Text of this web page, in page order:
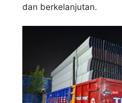
dan berkelanjutan.